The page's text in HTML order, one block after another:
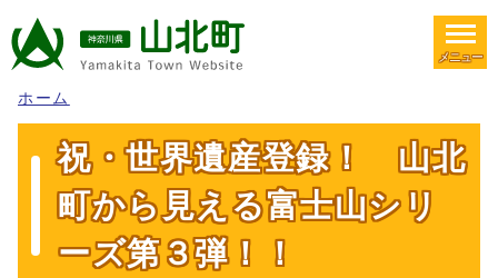
メニュー
ホーム
祝・世界遺産登録！ 山北
町から見える富士山シリ
ーズ第３弾！！